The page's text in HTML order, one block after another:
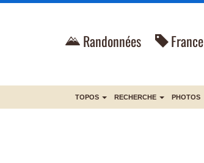
Randonnées France
TOPOS RECHERCHE PHOTOS